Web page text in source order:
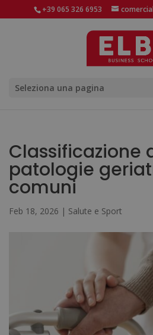
+39 065 326 6953
Seleziona una pagina
Classificazione
patologie
comuni
Feb 18, 2026 | Salute e Sport